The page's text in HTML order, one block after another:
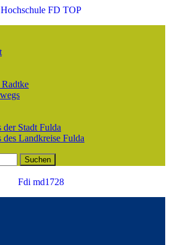
Stadt Fulda
Landkreise Fulda